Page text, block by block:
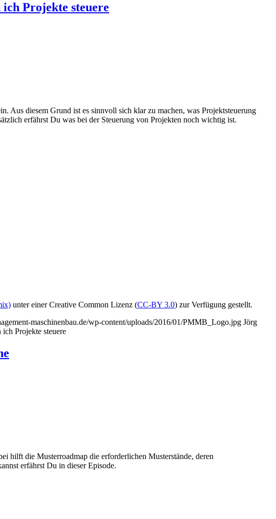
Projekte steuere
Aus diesem Grund ist es sinnvoll sich klar zu machen, was Projektsteuerung
erfährst Du was bei der Steuerung von Projekten noch wichtig ist.
unter einer Creative Common Lizenz (CC-BY 3.0) zur Verfügung gestellt.
maschinenbau.de/wp-content/uploads/2016/01/PMMB_Logo.jpg Jörg
Projekte steuere
hilft die Musterroadmap die erforderlichen Musterstände, deren
erfährst Du in dieser Episode.